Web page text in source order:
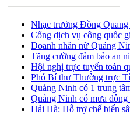
Nhạc trưởng Đồng
Cổng dịch vụ công quốc
Doanh nhân nữ Quảng
Tăng cường đảm bảo an
Hội nghị trực tuyến toàn
Phó Bí thư Thường trực
Quảng Ninh có 1 trung
Quảng Ninh có mưa dông
Hải Hà: Hỗ trợ chế biến